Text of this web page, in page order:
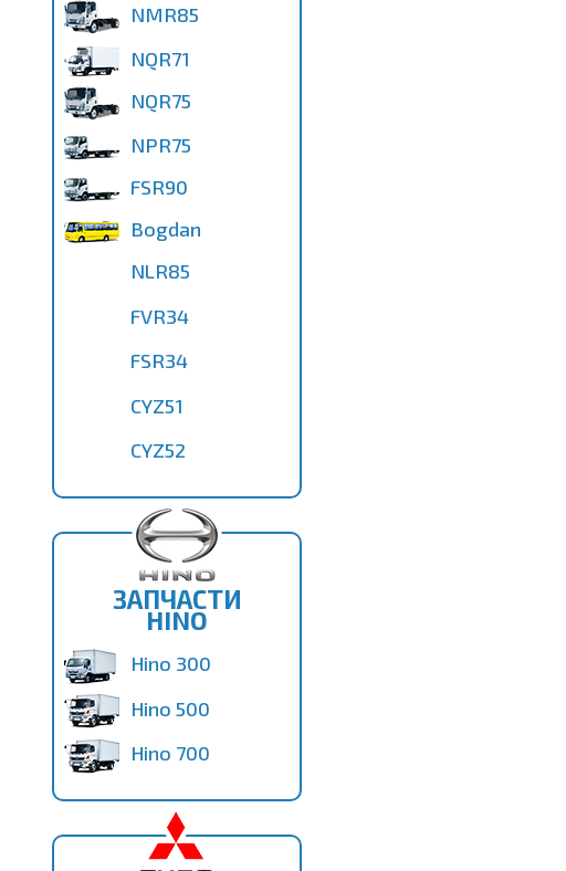
NMR85
NQR71
NQR75
NPR75
FSR90
Bogdan
NLR85
FVR34
FSR34
CYZ51
CYZ52
ЗАПЧАСТИ
HINO
Hino 300
Hino 500
Hino 700